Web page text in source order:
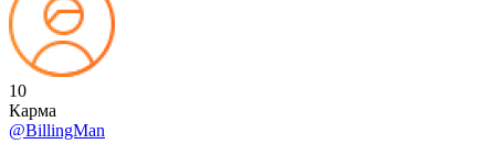
10
Карма
@BillingMan